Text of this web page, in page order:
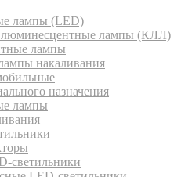
лампы (LED)
лампы (КЛЛ)
лампы
накаливания
назначения
лампы
светильники